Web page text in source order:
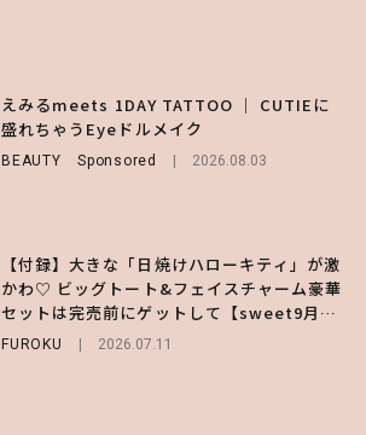
えみるmeets 1DAY TATTOO ｜ CUTIEに
盛れちゃうEyeドルメイク
BEAUTY Sponsored 2026.08.03
【付録】大きな「日焼けハローキティ」が激
かわ♡ ビッグトート&フェイスチャーム豪華
セットは完売前にゲットして【sweet9月号
増刊】
FUROKU 2026.07.11
【大原優乃】夏メイクはプレイフルに！ドキ
ッとしちゃう色っぽ“うるみ目”のつくり方
BEAUTY 2026.08.01
えみるmeets 1DAY TATTOO ｜ CUTIEに
盛れちゃうEyeドルメイク
【ハローキティ】がスシローと初コラボ♡
第1弾の気になるメニュー＆限定グッズを総
チェック！
2026.07.31
【夏ヘアのくずれ・うねりに】ヘアメイク夢
月直伝♡ ドライシャンプー「バティスト」
を使ったプロ級スタイリング3選
BEAUTY Sponsored